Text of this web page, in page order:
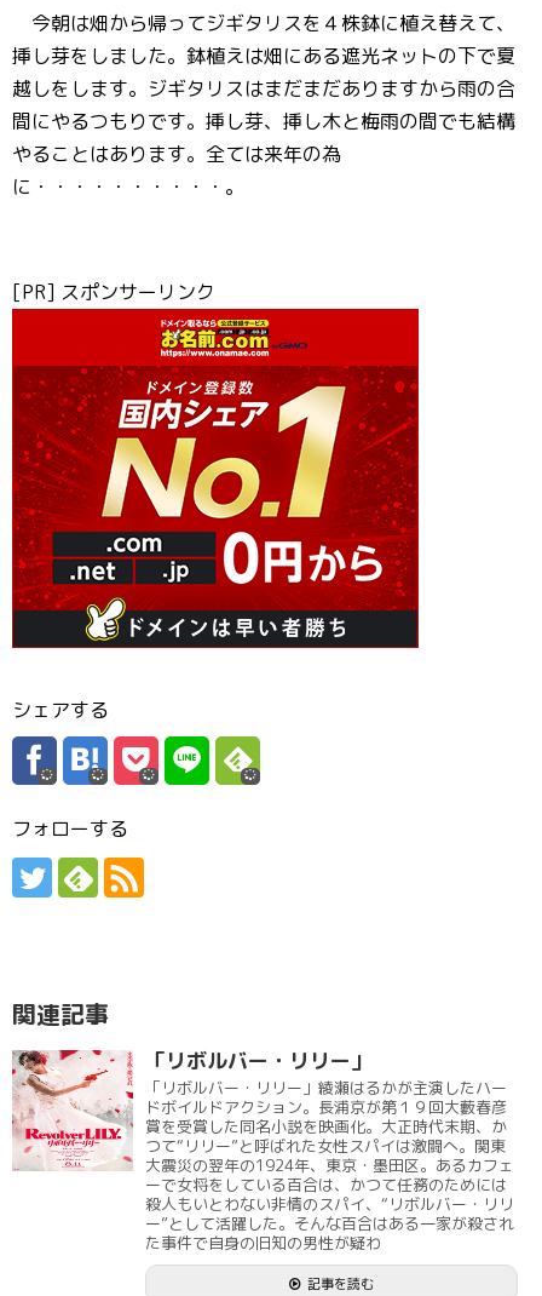
今朝は畑から帰ってジギタリスを４株鉢に植え替えて、
挿し芽をしました。鉢植えは畑にある遮光ネットの下で夏
越しをします。ジギタリスはまだまだありますから雨の合
間にやるつもりです。挿し芽、挿し木と梅雨の間でも結構
やることはあります。全ては来年の為
に・・・・・・・・・・。
[PR] スポンサーリンク
シェアする
フォローする
関連記事
「リボルバー・リリー」
「リボルバー・リリー」綾瀬はるかが主演したハー
ドボイルドアクション。長浦京が第１９回大藪春彦
賞を受賞した同名小説を映画化。大正時代末期、か
つて“リリー”と呼ばれた女性スパイは激闘へ。関東
大震災の翌年の1924年、東京・墨田区。あるカフェ
ーで女将をしている百合は、かつて任務のためには
殺人もいとわない非情のスパイ、“リボルバー・リリ
ー”として活躍した。そんな百合はある一家が殺され
た事件で自身の旧知の男性が疑わ
記事を読む